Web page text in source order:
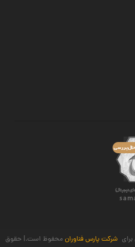
شرکت پارس فناورانمحفوظ است.| حقوق